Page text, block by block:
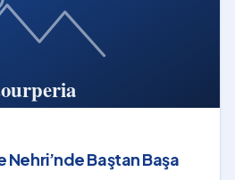
Nehri’nde Baştan Başa